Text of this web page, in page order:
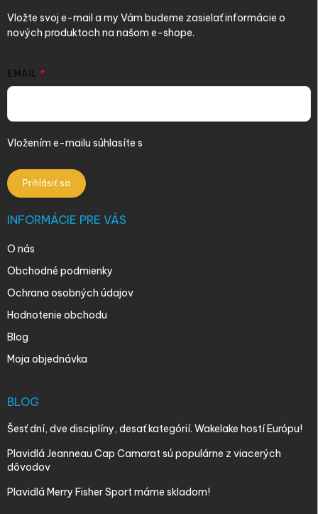
Vložte svoj e-mail a my Vám budeme zasielať informácie o
nových produktoch na našom e-shope.
EMAIL
Vložením e-mailu súhlasíte s
Prihlásiť sa
INFORMÁCIE PRE VÁS
O nás
Obchodné podmienky
Ochrana osobných údajov
Hodnotenie obchodu
Blog
Moja objednávka
BLOG
Šesť dní, dve disciplíny, desať kategórií. Wakelake hostí Európu!
Plavidlá Jeanneau Cap Camarat sú populárne z viacerých
dôvodov
Plavidlá Merry Fisher Sport máme skladom!